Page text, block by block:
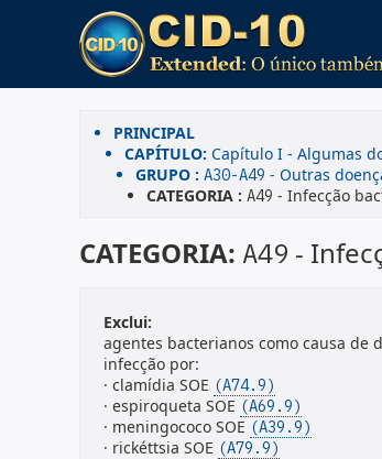
PRINCIPAL
CAPÍTULO: Capítulo I - Algumas
GRUPO : A30-A49 - Outras
CATEGORIA : A49 - Infecção
CATEGORIA: A49 -
Exclui:
agentes bacterianos como causa de
infecção por:
· clamídia SOE (A74.9)
· espiroqueta SOE (A69.9)
· meningococo SOE (A39.9)
· rickéttsia SOE (A79.9)